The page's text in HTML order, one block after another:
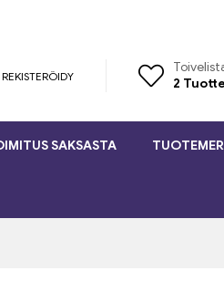
REKISTERÖIDY
2
SAKSASTA